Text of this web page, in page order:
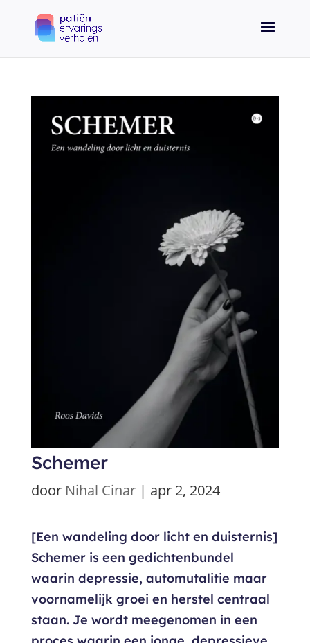
Schemer
door Nihal Cinar| apr 2, 2024
[Een wandeling door licht en duisternis]
Schemer is een gedichtenbundel
waarin depressie, automutalitie maar
voornamelijk groei en herstel centraal
staan. Je wordt meegenomen in een